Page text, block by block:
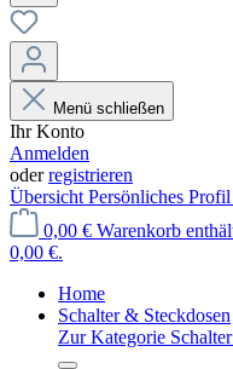
Menü schließen
Ihr Konto
Anmelden
oderregistrieren
Übersicht Persönliches Profil
0,00 € Warenkorb
0,00 €.
Home
Schalter & Steckdosen
Zur Kategorie